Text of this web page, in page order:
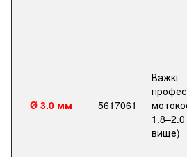
Ø 3.0 мм 5617061
Важкі
1.8–2.0
вище)